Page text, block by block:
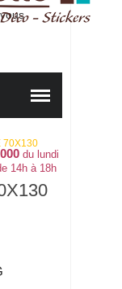
du lundi
14h à 18h
70X130